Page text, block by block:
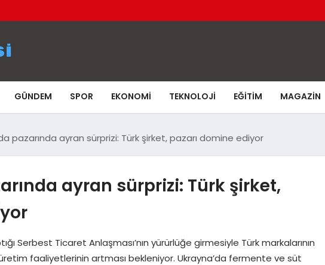
GÜNDEM SPOR EKONOMI TEKNOLOJI EĞITIM MAGAZIN
pazarında ayran sürprizi: Türk şirket, pazarı domine ediyor
ayran sürprizi: Türk şirket,
Serbest Ticaret Anlaşması’nın yürürlüğe girmesiyle Türk markalarının
üretim faaliyetlerinin artması bekleniyor. Ukrayna’da fermente ve süt